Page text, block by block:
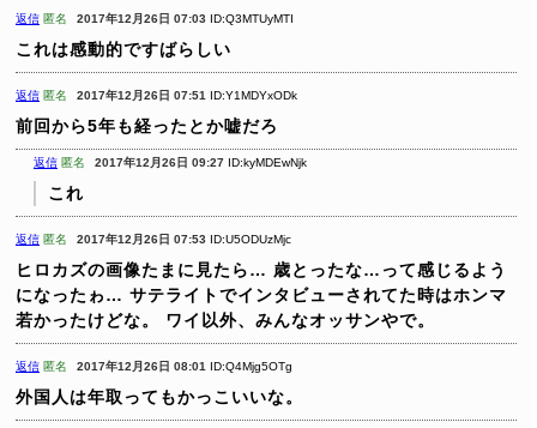
返信 匿名 2017年12月26日 07:03 ID:Q3MTUyMTI
これは感動的ですばらしい
返信 匿名 2017年12月26日 07:51 ID:Y1MDYxODk
前回から5年も経ったとか嘘だろ
返信 匿名 2017年12月26日 09:27 ID:kyMDEwNjk
これ
返信 匿名 2017年12月26日 07:53 ID:U5ODUzMjc
ヒロカズの画像たまに見たら… 歳とったな…って感じるよう
になったゎ… サテライトでインタビューされてた時はホンマ
若かったけどな。
ワイ以外、みんなオッサンやで。
返信 匿名 2017年12月26日 08:01 ID:Q4Mjg5OTg
外国人は年取ってもかっこいいな。